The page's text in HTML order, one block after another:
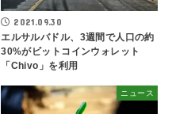
2021.09.30
エルサルバドル、3週間で人口の約
30%がビットコインウォレット
「Chivo」を利用
ニュース